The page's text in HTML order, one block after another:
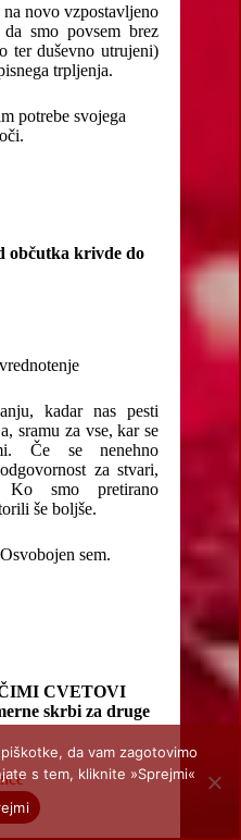
novo vzpostavljeno
smo povsem brez
ter duševno utrujeni)
trpljenja.
potrebe svojega
občutka krivde do
kadar nas pesti
sramu za vse, kar se
Če se nenehno
za stvari,
smo pretirano
še boljše.
sem.
CVETOVI
skrbi za druge
da vam zagotovimo
s tem, kliknite »Sprejmi«